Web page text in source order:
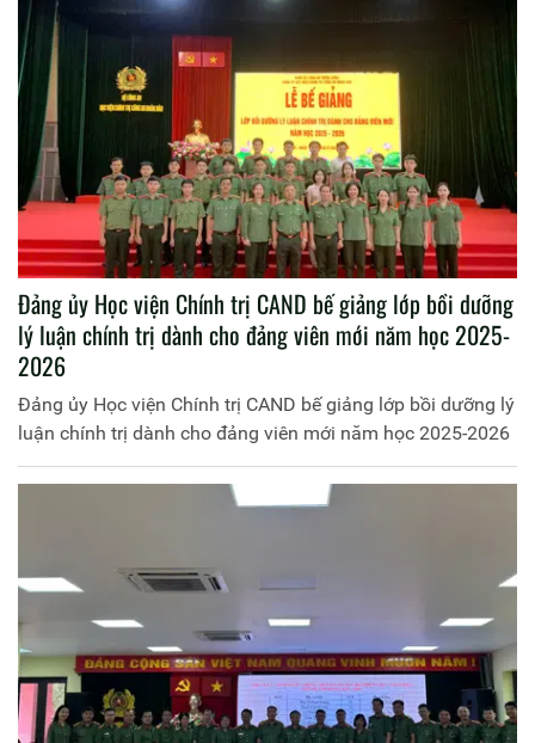
Đảng ủy Học viện Chính trị CAND bế giảng lớp bồi dưỡng
lý luận chính trị dành cho đảng viên mới năm học 2025-
2026
Đảng ủy Học viện Chính trị CAND bế giảng lớp bồi dưỡng lý
luận chính trị dành cho đảng viên mới năm học 2025-2026